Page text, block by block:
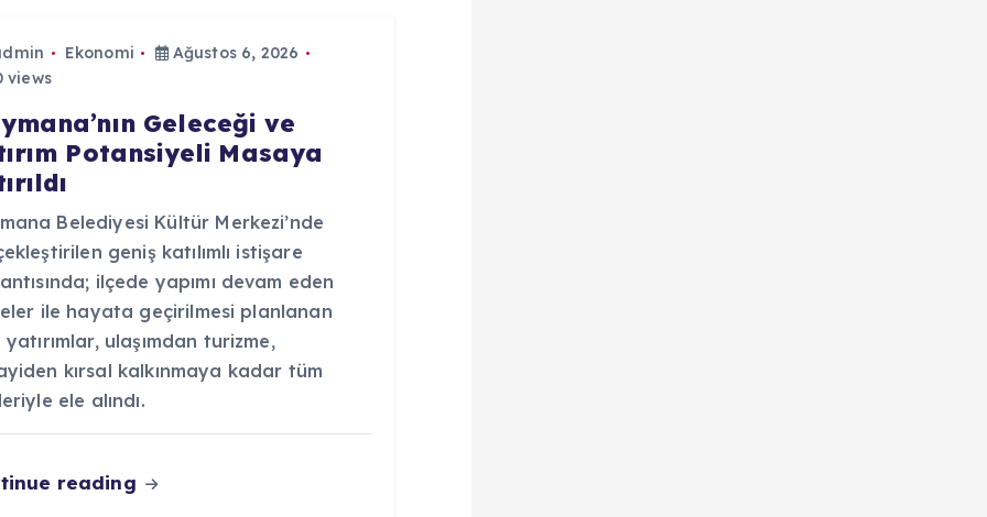
Ekonomi
Ağustos 6, 2026
views
Geleceği ve
Potansiyeli Masaya
Belediyesi Kültür Merkezi’nde
geniş katılımlı istişare
ilçede yapımı devam eden
ile hayata geçirilmesi planlanan
ulaşımdan turizme,
kırsal kalkınmaya kadar tüm
ele alındı.
reading